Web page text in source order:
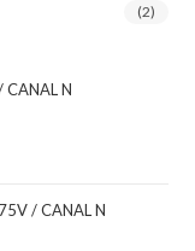
(2)
N
/ CANAL N